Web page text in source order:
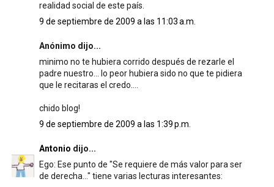
realidad social de este país.
9 de septiembre de 2009 a las 11:03 a.m.
Anónimo dijo...
minimo no te hubiera corrido después de rezarle el
padre nuestro... lo peor hubiera sido no que te pidiera
que le recitaras el credo....
chido blog!
9 de septiembre de 2009 a las 1:39 p.m.
Antonio dijo...
Ego: Ese punto de "Se requiere de más valor para ser
de derecha..." tiene varias lecturas interesantes: